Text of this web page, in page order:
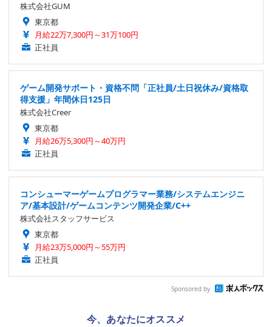
株式会社GUM
東京都
月給22万7,300円～31万100円
正社員
ゲーム開発サポート・資格不問「正社員/土日祝休み/資格取
得支援」年間休日125日
株式会社Creer
東京都
月給26万5,300円～40万円
正社員
コンシューマーゲームプログラマー業務/システムエンジニ
ア/基本設計/ゲームコンテンツ開発企業/C++
株式会社スタッフサービス
東京都
月給23万5,000円～55万円
正社員
Sponsored by
今、あなたにオススメ